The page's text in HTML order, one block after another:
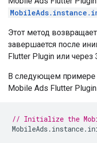
Этот метод возвращает
завершается после
Flutter Plugin или через
В следующем примере
Mobile Ads Flutter Plugin
// Initialize the
MobileAds . instance.